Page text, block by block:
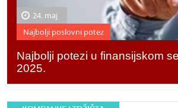
24. maj
Najbolji poslovni potez
Najbolji potezi u finansijskom
2025.